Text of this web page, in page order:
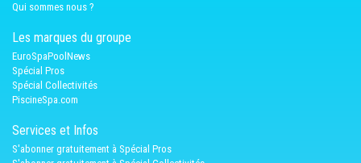
Qui sommes nous ?
Les marques du groupe
EuroSpaPoolNews
Spécial Pros
Spécial Collectivités
PiscineSpa.com
Services et Infos
S'abonner gratuitement à Spécial Pros